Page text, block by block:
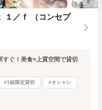
１／ｆ （コンセプ
すぐ！美食×上質空間で貸切
#1組限定貸切 #オシャレ